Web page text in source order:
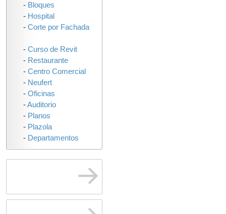
- Bloques
- Hospital
- Corte por Fachada
- Curso de Revit
- Restaurante
- Centro Comercial
- Neufert
- Oficinas
-Auditorio
- Planos
- Plazola
- Departamentos